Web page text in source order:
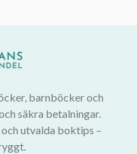
barnböcker och
säkra betalningar.
utvalda boktips –